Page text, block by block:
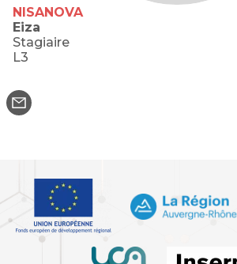
NISANOVA
Eiza
Stagiaire
L3